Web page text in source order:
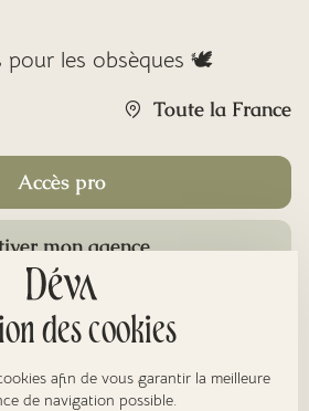
pour les obsèques 🕊️
Toute la France
Accès pro
mon agence
des cookies
afin de vous garantir la meilleure
de navigation possible.